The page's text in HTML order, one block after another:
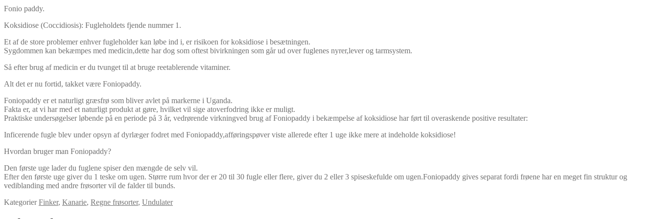
antal
Fonio paddy.
Koksidiose (Coccidiosis): Fugleholdets fjende nummer 1.
Et af de store problemer enhver fugleholder kan løbe ind i, er risikoen for koksidiose i besætningen.
Sygdommen kan bekæmpes med medicin,dette har dog som oftest bivirkningen som går ud over fuglenes nyrer,lever og tarmsystem.
Så efter brug af medicin er du tvunget til at bruge reetablerende vitaminer.
Alt det er nu fortid, takket være Foniopaddy.
Foniopaddy er et naturligt græsfrø som bliver avlet på markerne i Uganda.
Fakta er, at vi har med et naturligt produkt at gøre, hvilket vil sige atoverfodring ikke er muligt.
Praktiske undersøgelser løbende på en periode på 3 år, vedrørende virkningved brug af Foniopaddy i bekæmpelse af koksidiose har ført til overaskende positive resultater:
Inficerende fugle blev under opsyn af dyrlæger fodret med Foniopaddy,afføringspøver viste allerede efter 1 uge ikke mere at indeholde koksidiose!
Hvordan bruger man Foniopaddy?
Den første uge lader du fuglene spiser den mængde de selv vil.
Efter den første uge giver du 1 teske om ugen. Større rum hvor der er 20 til 30 fugle eller flere, giver du 2 eller 3 spiseskefulde om ugen.Foniopaddy gives separat fordi frøene har en meget fin struktur og
vediblanding med andre frøsorter vil de falder til bunds.
Kategorier Finker, Kanarie, Regne frøsorter, Undulater